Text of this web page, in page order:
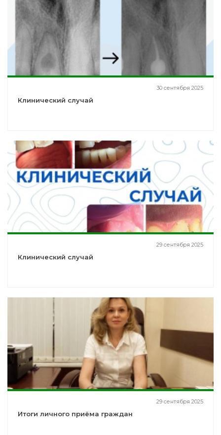
30 сентября 2025
Клинический случай
29 сентября 2025
Клинический случай
29 сентября 2025
Итоги личного приёма граждан